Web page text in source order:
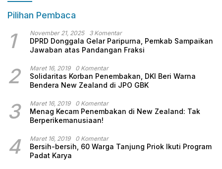
Pilihan Pembaca
1 November 21, 2025 3 Komentar
DPRD Donggala Gelar Paripurna, Pemkab Sampaikan
Jawaban atas Pandangan Fraksi
2 Maret 16, 2019 0 Komentar
Solidaritas Korban Penembakan, DKI Beri Warna
Bendera New Zealand di JPO GBK
3 Maret 16, 2019 0 Komentar
Menag Kecam Penembakan di New Zealand: Tak
Berperikemanusiaan!
4 Maret 16, 2019 0 Komentar
Bersih-bersih, 60 Warga Tanjung Priok Ikuti Program
Padat Karya